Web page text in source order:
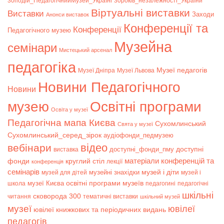
Bиставки Анонси виставок Віртуальні виставки Заходи
Педагогічного музею Конференції Конференції та
семінари Мистецький арсенал Музейна
педагогіка Музеї Дніпра Музеї Львова Музеї педагогів
Новини Новини Педагогічного
музею Освіта у музеї Освітні програми
Педагогічна мапа Києва Свята у музеї Сухомлинський
Сухомлинський_серед_зірок аудіофонди_педмузею
вебінари виставка відео доступні_фонди_пму доступні
фонди конференція круглий стіл лекції матеріали конференцій та
семінарів музей для дітей музейні знахідки музей і діти музей і
школа музеї Києва освітні програми музеїв педагогині педагогічні
читання сковорода 300 тематичні виставки шкільний музей шкільні
музеї ювілеї книжкових та періодичних видань ювілеї
педагогів